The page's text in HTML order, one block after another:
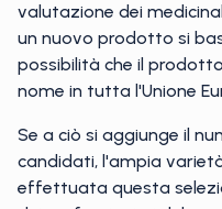
valutazione dei
un nuovo prodotto si
possibilità che il
nome in tutta l'Unione
Se a ciò si aggiunge il
candidati, l'ampia
effettuata questa